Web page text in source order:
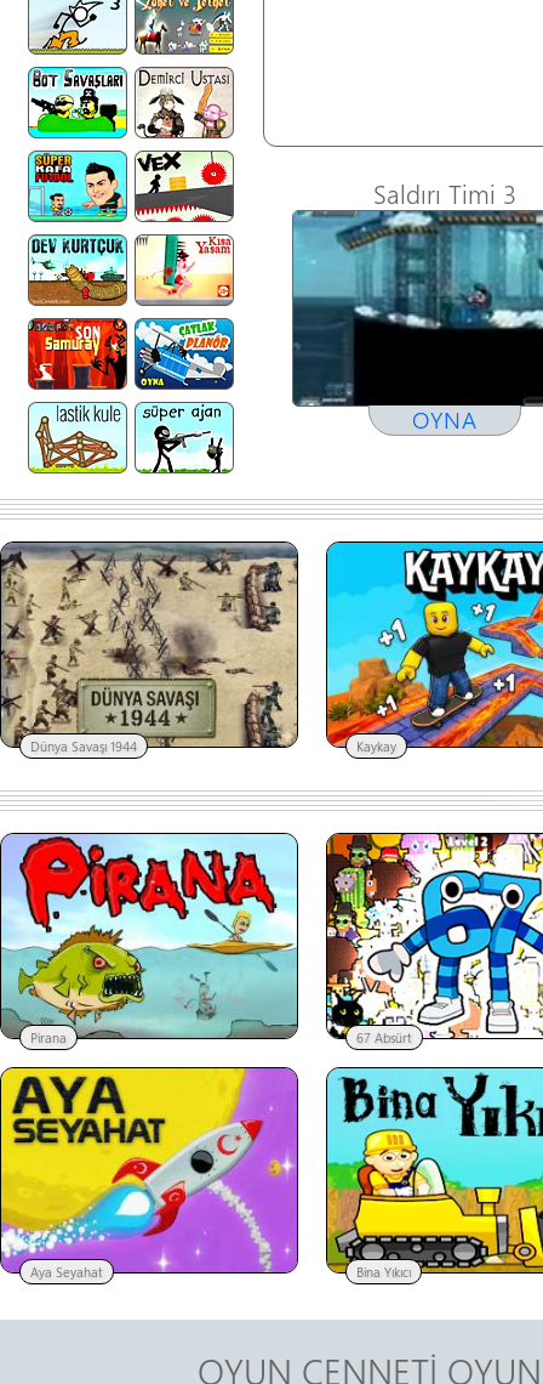
Saldırı Timi 3
OYNA
Dünya Savaşı 1944 Kaykay
Pirana 67 Absürt
Aya Seyahat Bina Yıkıcı
OYUN CENNETİ